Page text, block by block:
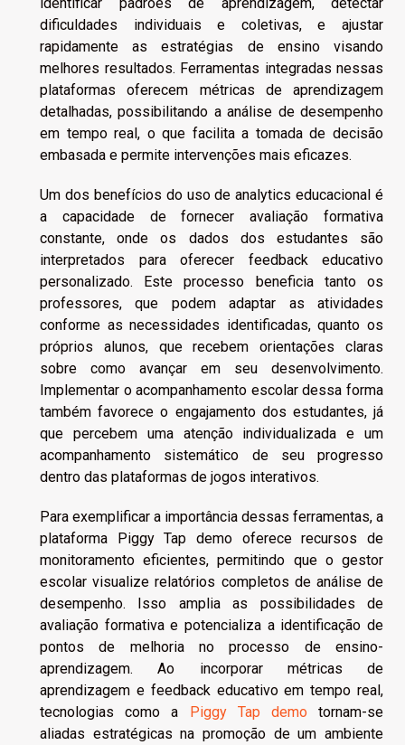
dificuldades individuais e coletivas, e ajustar
rapidamente as estratégias de ensino visando
melhores resultados. Ferramentas integradas nessas
plataformas oferecem métricas de aprendizagem
detalhadas, possibilitando a análise de desempenho
em tempo real, o que facilita a tomada de decisão
embasada e permite intervenções mais eficazes.
Um dos benefícios do uso de analytics educacional é
a capacidade de fornecer avaliação formativa
constante, onde os dados dos estudantes são
interpretados para oferecer feedback educativo
personalizado. Este processo beneficia tanto os
professores, que podem adaptar as atividades
conforme as necessidades identificadas, quanto os
próprios alunos, que recebem orientações claras
sobre como avançar em seu desenvolvimento.
Implementar o acompanhamento escolar dessa forma
também favorece o engajamento dos estudantes, já
que percebem uma atenção individualizada e um
acompanhamento sistemático de seu progresso
dentro das plataformas de jogos interativos.
Para exemplificar a importância dessas ferramentas, a
plataforma Piggy Tap demo oferece recursos de
monitoramento eficientes, permitindo que o gestor
escolar visualize relatórios completos de análise de
desempenho. Isso amplia as possibilidades de
avaliação formativa e potencializa a identificação de
pontos de melhoria no processo de ensino-
aprendizagem. Ao incorporar métricas de
aprendizagem e feedback educativo em tempo real,
tecnologias como a Piggy Tap demotornam-se
aliadas estratégicas na promoção de um ambiente